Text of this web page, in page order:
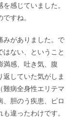
感じていました。
すね。
みがありました。で
ない、ということ
満感、吐き気、腹
していた気がしま
難病全身性エリテマ
、胆のう疾患、ピロ
違ったわけです。